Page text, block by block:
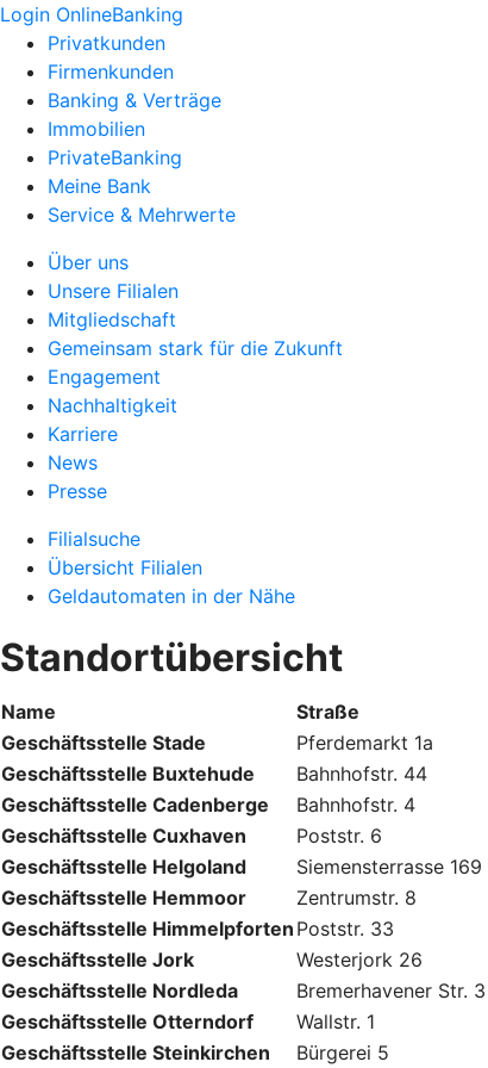
Login OnlineBanking
Privatkunden
Firmenkunden
Banking & Verträge
Immobilien
PrivateBanking
Meine Bank
Service & Mehrwerte
Über uns
Unsere Filialen
Mitgliedschaft
Gemeinsam stark für die Zukunft
Engagement
Nachhaltigkeit
Karriere
News
Presse
Filialsuche
Übersicht Filialen
Geldautomaten in der Nähe
Standortübersicht
Name Straße
Geschäftsstelle Stade
Pferdemarkt 1a
Geschäftsstelle Buxtehude
Bahnhofstr. 44
Geschäftsstelle Cadenberge
Bahnhofstr. 4
Geschäftsstelle Cuxhaven
Poststr. 6
Geschäftsstelle Helgoland
Siemensterrasse 169
Geschäftsstelle Hemmoor
Zentrumstr. 8
Geschäftsstelle Himmelpforten Poststr. 33
Geschäftsstelle Jork
Westerjork 26
Geschäftsstelle Nordleda
Bremerhavener Str. 3
Geschäftsstelle Otterndorf
Wallstr. 1
Geschäftsstelle Steinkirchen
Bürgerei 5